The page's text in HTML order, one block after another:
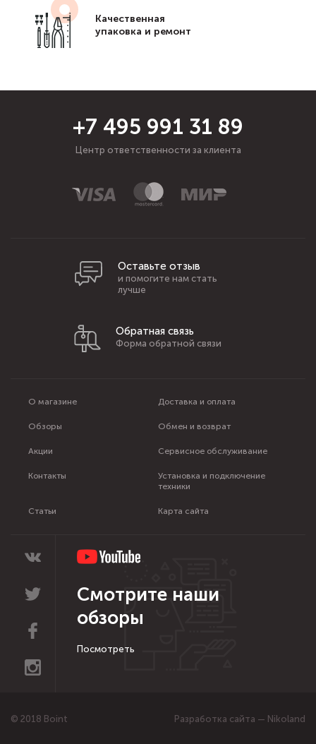
Качественная
упаковка и ремонт
+7 495 991 31 89
Центр ответственности за клиента
О магазине Доставка и оплата
Обзоры Обмен и возврат
Акции Сервисное обслуживание
Контакты
Установка и подключение
техники
Статьи Карта сайта
Оставьте отзыв
и помогите нам стать
лучше
Обратная связь
Форма обратной связи
Смотрите наши
обзоры
Посмотреть
© 2018 Boint Разработка сайта — Nikoland